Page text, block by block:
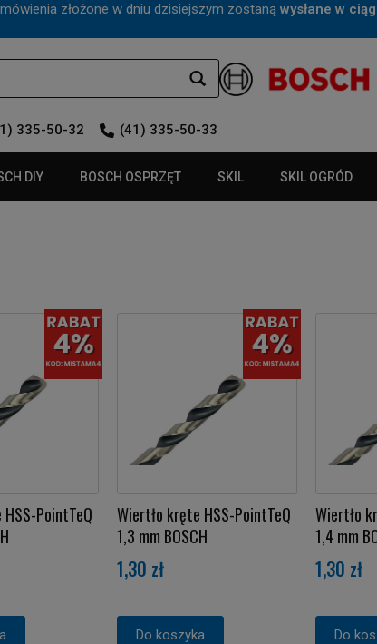
złożone w dniu dzisiejszym zostaną wysłane w
335-50-32 (41) 335-50-33
DIY BOSCH OSPRZĘT SKIL SKIL OGRÓD
PointTeQ
Wiertło kręte HSS-PointTeQ
1,3 mm BOSCH
1,30 zł
Do koszyka
Wiertło
1,4 mm
1,30 zł
Do